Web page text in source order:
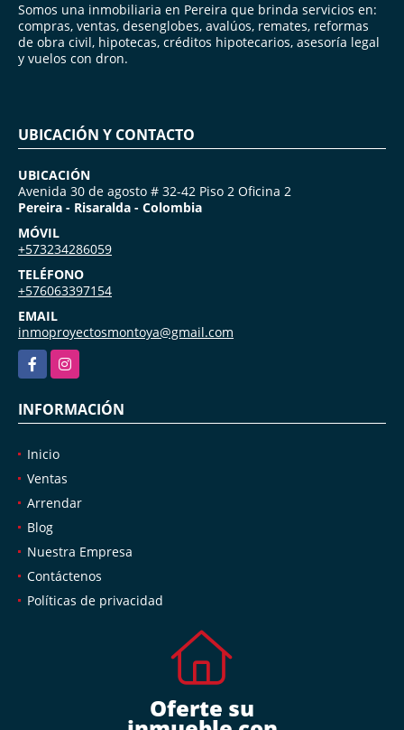
Somos una inmobiliaria en Pereira que brinda servicios en:
compras, ventas, desenglobes, avalúos, remates, reformas
de obra civil, hipotecas, créditos hipotecarios, asesoría legal
y vuelos con dron.
UBICACIÓN Y CONTACTO
UBICACIÓN
Avenida 30 de agosto # 32-42 Piso 2 Oficina 2
Pereira - Risaralda - Colombia
MÓVIL
+573234286059
TELÉFONO
+576063397154
EMAIL
inmoproyectosmontoya@gmail.com
FacebookInstagram
INFORMACIÓN
Inicio
Ventas
Arrendar
Blog
Nuestra Empresa
Contáctenos
Políticas de privacidad
Oferte su